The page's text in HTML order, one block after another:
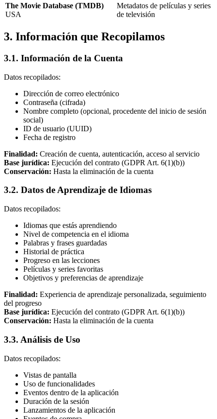
The Movie Database (TMDB)
USA
Metadatos de películas y series
de televisión
3. Información que Recopilamos
3.1. Información de la Cuenta
Datos recopilados:
Dirección de correo electrónico
Contraseña (cifrada)
Nombre completo (opcional, procedente del inicio de sesión
social)
ID de usuario (UUID)
Fecha de registro
Finalidad: Creación de cuenta, autenticación, acceso al servicio
Base jurídica: Ejecución del contrato (GDPR Art. 6(1)(b))
Conservación: Hasta la eliminación de la cuenta
3.2. Datos de Aprendizaje de Idiomas
Datos recopilados:
Idiomas que estás aprendiendo
Nivel de competencia en el idioma
Palabras y frases guardadas
Historial de práctica
Progreso en las lecciones
Películas y series favoritas
Objetivos y preferencias de aprendizaje
Finalidad: Experiencia de aprendizaje personalizada, seguimiento
del progreso
Base jurídica: Ejecución del contrato (GDPR Art. 6(1)(b))
Conservación: Hasta la eliminación de la cuenta
3.3. Análisis de Uso
Datos recopilados:
Vistas de pantalla
Uso de funcionalidades
Eventos dentro de la aplicación
Duración de la sesión
Lanzamientos de la aplicación